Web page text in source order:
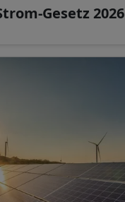
Gesetz 2026